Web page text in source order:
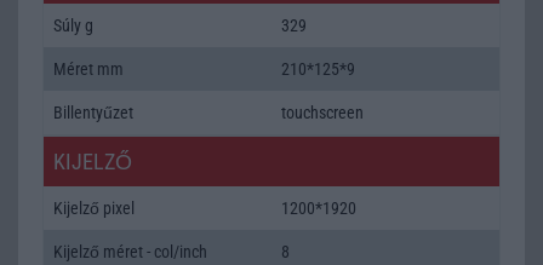
Súly g 329
Méret mm 210*125*9
Billentyűzet touchscreen
KIJELZŐ
Kijelző pixel 1200*1920
Kijelző méret - col/inch 8